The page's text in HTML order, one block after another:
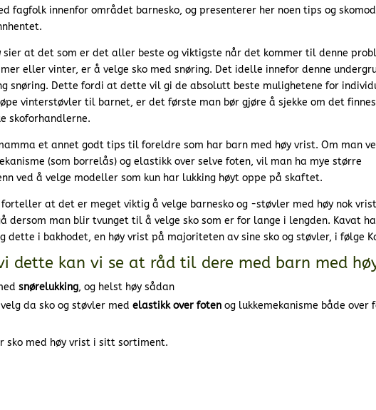
fagfolk innenfor området barnesko, og presenterer her noen tips og
sier at det som er det aller beste og viktigste når det kommer til denne
eller vinter, er å velge sko med snøring. Det idelle innefor denne
snøring. Dette fordi at dette vil gi de absolutt beste mulighetene for
vinterstøvler til barnet, er det første man bør gjøre å sjekke om det
skoforhandlerne.
et annet godt tips til foreldre som har barn med høy vrist. Om man
(som borrelås) og elastikk over selve foten, vil man ha mye større
ved å velge modeller som kun har lukking høyt oppe på skaftet.
forteller at det er meget viktig å velge barnesko og -støvler med høy nok
dersom man blir tvunget til å velge sko som er for lange i lengden. Kavat
dette i bakhodet, en høy vrist på majoriteten av sine sko og støvler, i følge
dette kan vi se at råd til dere med barn med
snørelukking, og helst høy sådan
da sko og støvler med elastikk over fotenog lukkemekanisme både over
sko med høy vrist i sitt sortiment.